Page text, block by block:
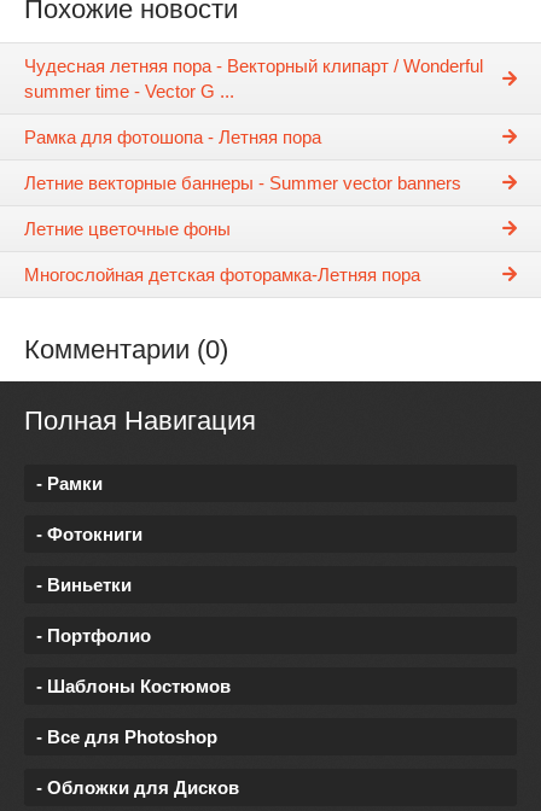
Похожие новости
Чудесная летняя пора - Векторный клипарт / Wonderful
summer time - Vector G ...
Рамка для фотошопа - Летняя пора
Летние векторные баннеры - Summer vector banners
Летние цветочные фоны
Многослойная детская фоторамка-Летняя пора
Комментарии (0)
Полная Навигация
- Рамки
- Фотокниги
- Виньетки
- Портфолио
- Шаблоны Костюмов
- Все для Photoshop
- Обложки для Дисков